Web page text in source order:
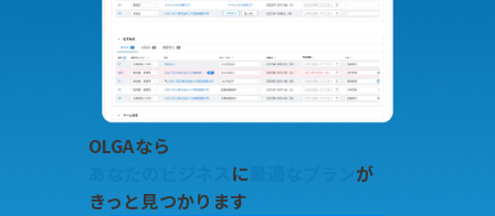
OLGAなら
に
が
きっと見つかります